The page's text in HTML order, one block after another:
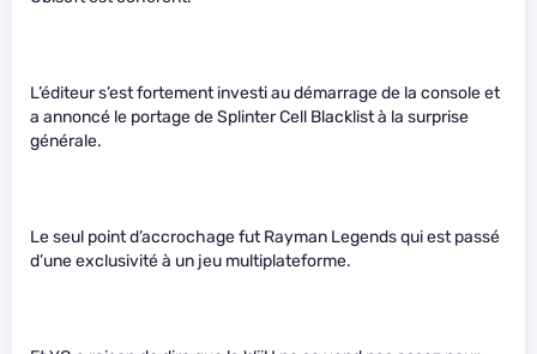
L’éditeur s’est fortement investi au démarrage de la console et
a annoncé le portage de Splinter Cell Blacklist à la surprise
générale.
Le seul point d’accrochage fut Rayman Legends qui est passé
d’une exclusivité à un jeu multiplateforme.